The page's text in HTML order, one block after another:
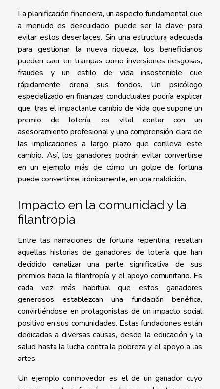
La planificación financiera, un aspecto fundamental que
a menudo es descuidado, puede ser la clave para
evitar estos desenlaces. Sin una estructura adecuada
para gestionar la nueva riqueza, los beneficiarios
pueden caer en trampas como inversiones riesgosas,
fraudes y un estilo de vida insostenible que
rápidamente drena sus fondos. Un psicólogo
especializado en finanzas conductuales podría explicar
que, tras el impactante cambio de vida que supone un
premio de lotería, es vital contar con un
asesoramiento profesional y una comprensión clara de
las implicaciones a largo plazo que conlleva este
cambio. Así, los ganadores podrán evitar convertirse
en un ejemplo más de cómo un golpe de fortuna
puede convertirse, irónicamente, en una maldición.
Impacto en la comunidad y la
filantropía
Entre las narraciones de fortuna repentina, resaltan
aquellas historias de ganadores de lotería que han
decidido canalizar una parte significativa de sus
premios hacia la filantropía y el apoyo comunitario. Es
cada vez más habitual que estos ganadores
generosos establezcan una fundación benéfica,
convirtiéndose en protagonistas de un impacto social
positivo en sus comunidades. Estas fundaciones están
dedicadas a diversas causas, desde la educación y la
salud hasta la lucha contra la pobreza y el apoyo a las
artes.
Un ejemplo conmovedor es el de un ganador cuyo